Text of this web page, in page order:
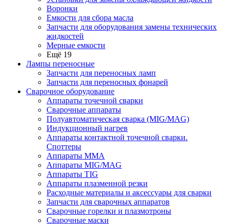
Воронки
Емкости для сбора масла
Запчасти для оборудования замены технических
жидкостей
Мерные емкости
Ещё 19
Лампы переносные
Запчасти для переносных ламп
Запчасти для переносных фонарей
Сварочное оборудование
Аппараты точечной сварки
Сварочные аппараты
Полуавтоматическая сварка (MIG/MAG)
Индукционный нагрев
Аппараты контактной точечной сварки.
Споттеры
Аппараты MMA
Аппараты MIG/MAG
Аппараты TIG
Аппараты плазменной резки
Расходные материалы и аксессуары для сварки
Запчасти для сварочных аппаратов
Сварочные горелки и плазмотроны
Сварочные маски